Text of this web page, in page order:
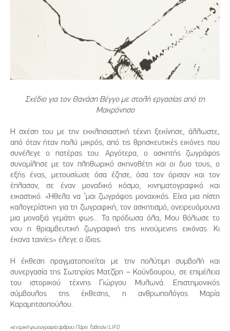
Σχέδιο για τον Θανάση Βέγγο με στολή εργασίας από τη
Μακρόνησο
Η σχέση του με την εκκλησιαστική τέχνη ξεκίνησε, άλλωστε,
από όταν ήταν πολύ μικρός, από τις θρησκευτικές εικόνες που
συνέλεγε ο πατέρας του. Αργότερα, ο ασκητής ζωγράφος
συνομίλησε με τον πληθωρικό σκηνοθέτη και οι δυο τους, ο
εξής ένας, μετουσίωσε όσα έζησε, όσα τον όρισαν και τον
έπλασαν, σε έναν μοναδικό κόσμο, κινηματογραφικό και
εικαστικό. «Ήθελα να ’μαι ζωγράφος μοναχικός. Είχα μια πίστη
καλογερίστικη για τη ζωγραφική, τον ασκητισμό, ονειρευόμουνα
μια μοναξιά γεμάτη φως... Τα πρόδωσα όλα; Μου θόλωσε το
νου η θριαμβευτική ζωγραφική της κινούμενης εικόνας. Κι
έκανα ταινίες» έλεγε ο ίδιος.
Η έκθεση πραγματοποιείται με την πολύτιμη συμβολή και
συνεργασία της Σωτηρίας Ματζίρη – Κούνδουρου, σε επιμέλεια
του ιστορικού τέχνης Γιώργου Μυλωνά. Επιστημονικός
σύμβουλος της έκθεσης, η ανθρωπολόγος Μαρία
Καραμητσοπούλου.
κεντρική φωτογραφία άρθρου: Πάρις Ταβιτιάν/ LIFO